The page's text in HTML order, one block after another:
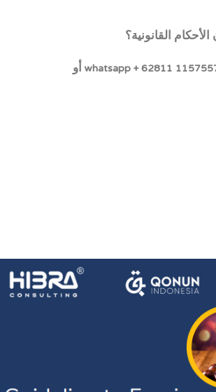
استشر hibra.co.id (استشارات الأعمال القانونية) عبر whatsapp + 62811 1157557 أو